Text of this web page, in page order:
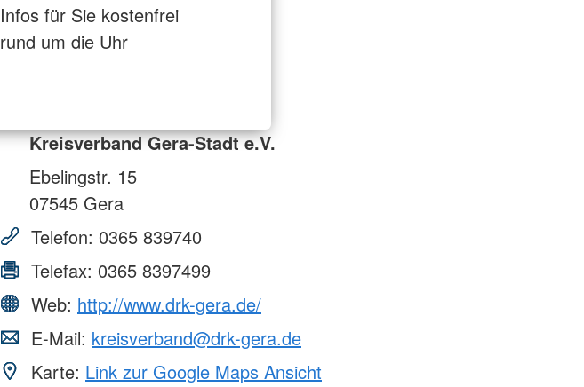
Infos für Sie kostenfrei
rund um die Uhr
Kreisverband Gera-Stadt e.V.
Ebelingstr. 15
07545 Gera
Telefon: 0365 839740
Telefax: 0365 8397499
Web: http://www.drk-gera.de/
E-Mail: kreisverband@drk-gera.de
Karte: Link zur Google Maps Ansicht